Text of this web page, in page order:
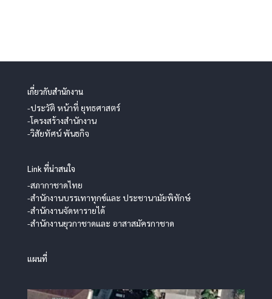
เกี่ยวกับสำนักงาน
-ประวัติ หน้าที่ ยุทธศาสตร์
-โครงสร้างสำนักงาน
-วิสัยทัศน์ พันธกิจ
Link ที่น่าสนใจ
-สภากาชาดไทย
-สำนักงานบรรเทาทุกข์และ ประชานามัยพิทักษ์
-สำนักงานจัดหารายได้
-สำนักงานยุวกาชาดและ อาสาสมัครกาชาด
แผนที่